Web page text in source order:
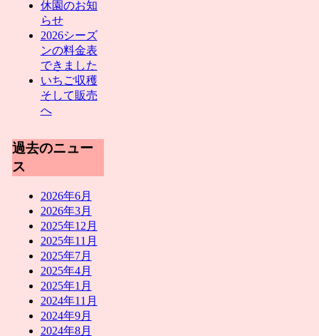
休園のお知
らせ
2026シーズ
ンの料金表
できました
いちご収穫
そして販売
へ
過去のニュー
ス
2026年6月
2026年3月
2025年12月
2025年11月
2025年7月
2025年4月
2025年1月
2024年11月
2024年9月
2024年8月